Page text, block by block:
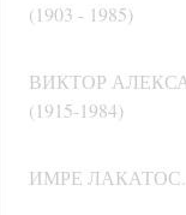
(1903 - 1985)
ВИКТОР
(1915-1984)
ИМРЕ ЛАКАТОС.